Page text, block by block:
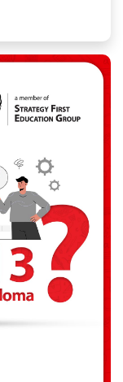
နိုင်ငံခြား
programme
မှ အကဲဖြတ်
ာက်နိုင်သလဲ ?
ကသိုလ်ဝင်တန်း
င်းအမျိုးမျိုး
းသား/သူများ
ဆက်လက်တက်ရောက်